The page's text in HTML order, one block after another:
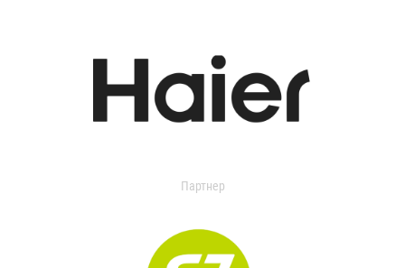
Партнер